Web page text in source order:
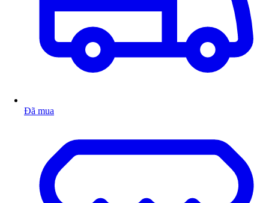
Đã mua